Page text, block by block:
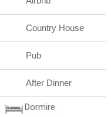
Country House
Pub
After Dinner
Dormire